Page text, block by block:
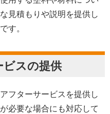
見積もりや説明を提供し
す。
ビスの提供
フターサービスを提供し
必要な場合にも対応して